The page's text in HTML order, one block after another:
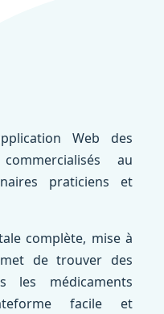
Web des
au
praticiens et
complète, mise à
de trouver des
les médicaments
facile et